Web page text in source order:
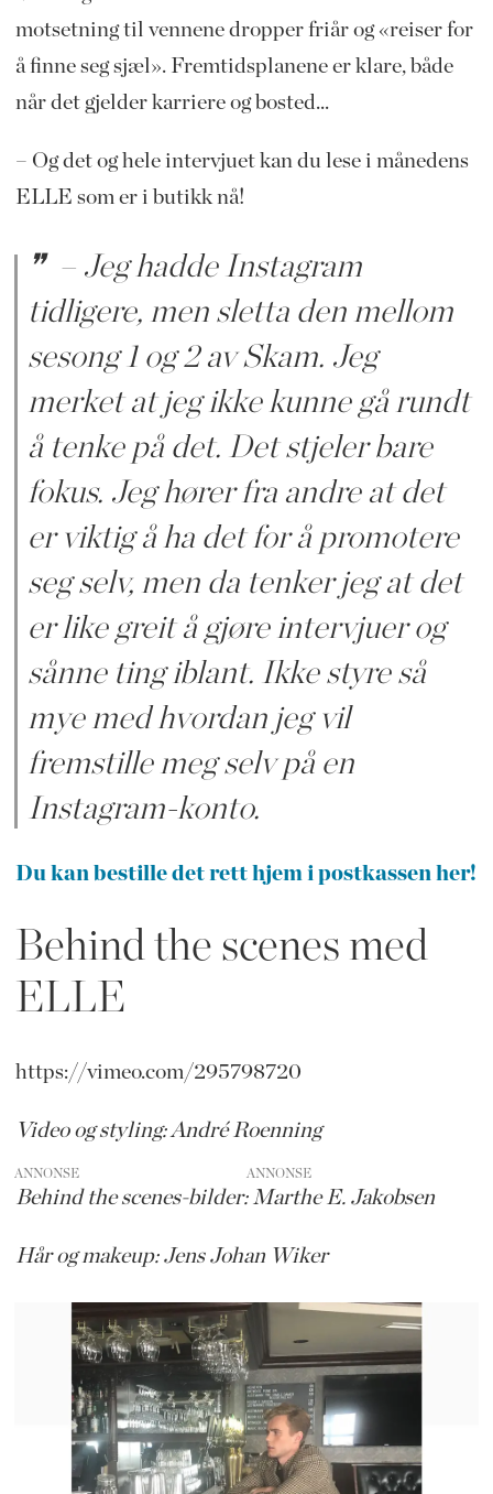
motsetning til vennene dropper friår og «reiser for
å finne seg sjæl». Fremtidsplanene er klare, både
når det gjelder karriere og bosted...
– Og det og hele intervjuet kan du lese i månedens
ELLE som er i butikk nå!
– Jeg hadde Instagram
tidligere, men sletta den mellom
sesong 1 og 2 av Skam. Jeg
merket at jeg ikke kunne gå rundt
å tenke på det. Det stjeler bare
fokus. Jeg hører fra andre at det
er viktig å ha det for å promotere
seg selv, men da tenker jeg at det
er like greit å gjøre intervjuer og
sånne ting iblant. Ikke styre så
mye med hvordan jeg vil
fremstille meg selv på en
Instagram-konto.
Du kan bestille det rett hjem i postkassen her!
Behind the scenes med
ELLE
https://vimeo.com/295798720
Video og styling: André Roenning
ANNONSE
Behind the scenes-bilder: Marthe E. Jakobsen
Hår og makeup: Jens Johan Wiker